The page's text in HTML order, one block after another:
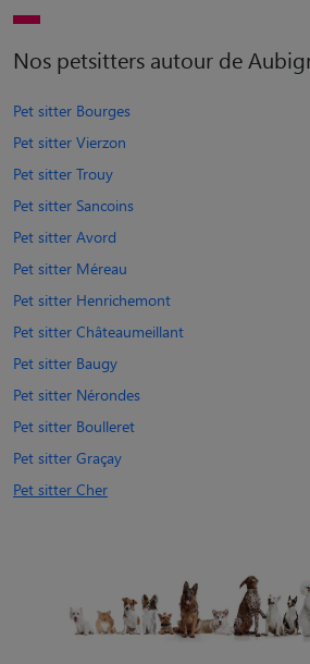
Nos petsitters autour de
Pet sitter Bourges
Pet sitter Vierzon
Pet sitter Trouy
Pet sitter Sancoins
Pet sitter Avord
Pet sitter Méreau
Pet sitter Henrichemont
Pet sitter Châteaumeillant
Pet sitter Baugy
Pet sitter Nérondes
Pet sitter Boulleret
Pet sitter Graçay
Pet sitter Cher